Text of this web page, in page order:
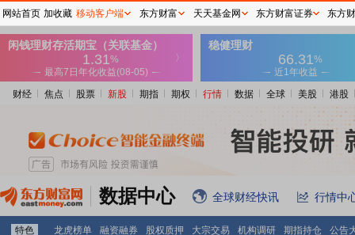
财经 焦点 股票 新股 期指 期权 行情 数据 全球 美股 港股
数据中心 全球财经快讯 行情中
特色 龙虎榜单 融资融券 股权质押 大宗交易 机构调研 期指持仓
公告
网站首页 加收藏 移动客户端 东方财富 天天基金网 东方财富证券 东方